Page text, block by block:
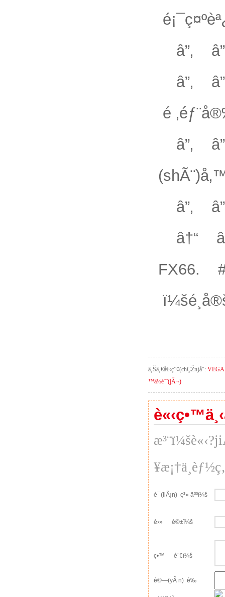
â”‚
â”‚
é
â”‚
â”‚
â†“
ä¸Šä¸€å€‹ç”¢(chÇŽn)å“:
™ä½è¨ˆ(jÃ¬)
è¯(liÃ¡n) ç³» äººï¼š
é›» è©±ï¼š
ç•™ è¨€ï¼š
é©—(yÃ n) è­‰